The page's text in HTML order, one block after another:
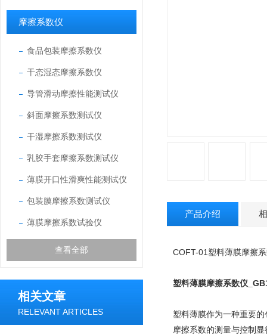
摩擦系数仪
食品包装摩擦系数仪
干态湿态摩擦系数仪
导管滑动摩擦性能测试仪
斜面摩擦系数测试仪
干湿摩擦系数测试仪
乳胶手套摩擦系数测试仪
薄膜开口性滑爽性能测试仪
包装膜摩擦系数测试仪
薄膜摩擦系数试验仪
查看全部
相关文章
RELEVANT ARTICLES
产品介绍
COFT-01塑料薄膜摩擦
塑料薄膜摩擦系数仪
塑料薄膜作为一种重要
摩擦系数的测量与控制